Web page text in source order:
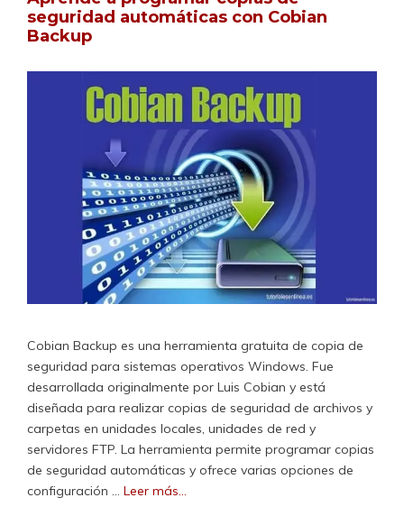
seguridad automáticas con Cobian
Backup
Cobian Backup es una herramienta gratuita de copia de
seguridad para sistemas operativos Windows. Fue
desarrollada originalmente por Luis Cobian y está
diseñada para realizar copias de seguridad de archivos y
carpetas en unidades locales, unidades de red y
servidores FTP. La herramienta permite programar copias
de seguridad automáticas y ofrece varias opciones de
configuración … Leer más…